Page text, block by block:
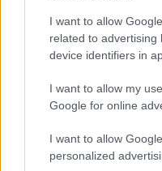
I want to allow
related to advertising
device identifiers in
I want to allow my
Google for online
I want to allow
personalized